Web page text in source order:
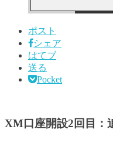
ポスト
シェア
はてブ
送る
Pocket
XM口座開設2回目：